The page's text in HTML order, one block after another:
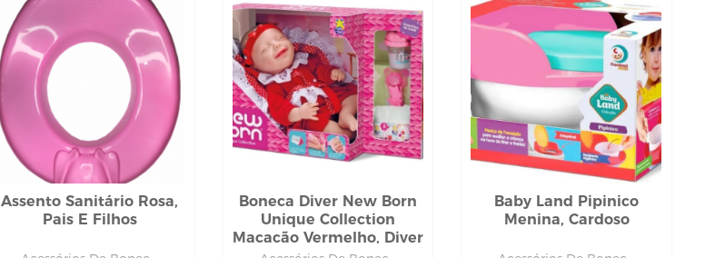
Assento Sanitário Rosa,
Pais E Filhos
Boneca Diver New Born
Unique Collection
Macacão Vermelho, Diver
Baby Land Pipinico
Menina, Cardoso